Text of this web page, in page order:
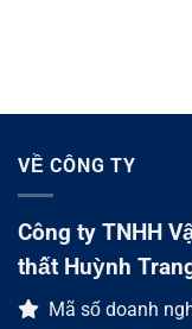
VỀ CÔNG TY
Công ty TNHH
thất Huỳnh
Mã số doanh